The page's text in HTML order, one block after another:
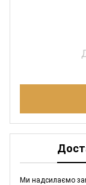
Ми надсилаємо